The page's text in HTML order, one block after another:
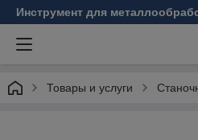
Инструмент для
Товары и услуги